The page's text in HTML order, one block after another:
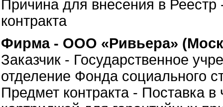
Причина для внесения в
контракта
Фирма - ООО «Ривьера»
Заказчик - Государственное
отделение Фонда социального
Предмет контракта - Поставка в